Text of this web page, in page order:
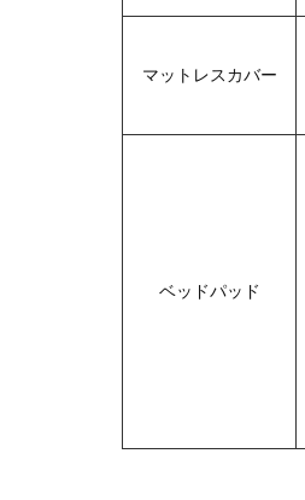
マットレスカバー
ベッドパッド